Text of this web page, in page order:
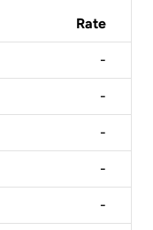
Rate
-
-
-
-
-